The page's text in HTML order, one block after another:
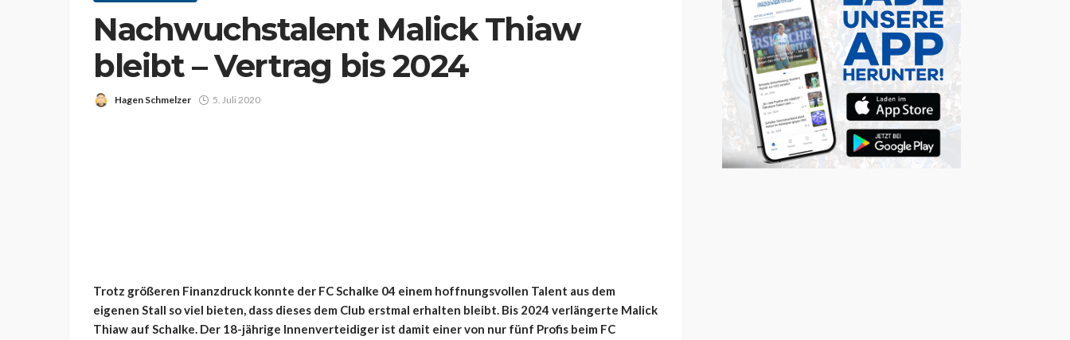
Nachwuchstalent Malick Thiaw
bleibt – Vertrag bis 2024
Hagen Schmelzer 5. Juli 2020
Trotz größeren Finanzdruck konnte der FC Schalke 04 einem hoffnungsvollen Talent aus dem
eigenen Stall so viel bieten, dass dieses dem Club erstmal erhalten bleibt. Bis 2024 verlängerte Malick
Thiaw auf Schalke. Der 18-jährige Innenverteidiger ist damit einer von nur fünf Profis beim FC